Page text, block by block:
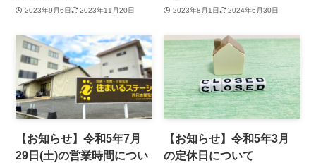
2023年9月6日 2023年11月20日 2023年8月1日 2024年6月30日
【お知らせ】令和5年7月
29日(土)の営業時間につい
【お知らせ】令和5年3月
の定休日について